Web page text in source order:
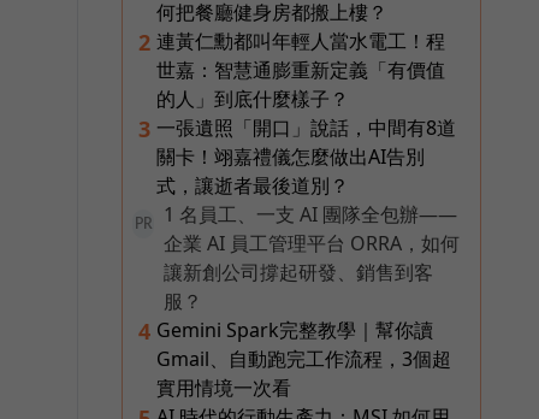
何把餐廳健身房都搬上樓？
2 連黃仁勳都叫年輕人當水電工！程
世嘉：智慧通膨重新定義「有價值
的人」到底什麼樣子？
3 一張遺照「開口」說話，中間有8道
關卡！翊嘉禮儀怎麼做出AI告別
式，讓逝者最後道別？
PR
1 名員工、一支 AI 團隊全包辦——
企業 AI 員工管理平台 ORRA，如何
讓新創公司撐起研發、銷售到客
服？
4 Gemini Spark完整教學｜幫你讀
Gmail、自動跑完工作流程，3個超
實用情境一次看